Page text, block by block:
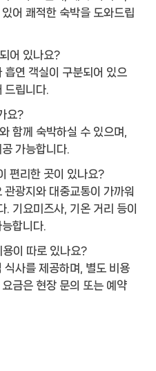
어 쾌적한 숙박을 도와드립
어 있나요?
흡연 객실이 구분되어 있으
드립니다.
요?
함께 숙박하실 수 있으며,
가능합니다.
편리한 곳이 있나요?
광지와 대중교통이 가까워
기요미즈사, 기온 거리 등이
합니다.
이 따로 있나요?
식사를 제공하며, 별도 비용
금은 현장 문의 또는 예약